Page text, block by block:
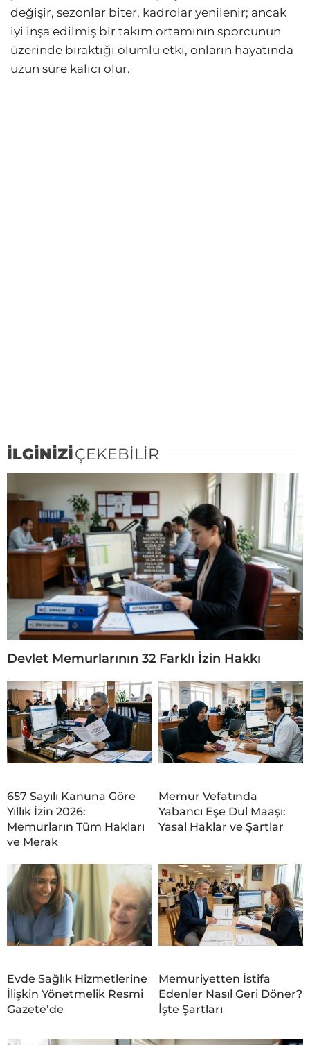
değişir, sezonlar biter, kadrolar yenilenir; ancak
iyi inşa edilmiş bir takım ortamının sporcunun
üzerinde bıraktığı olumlu etki, onların hayatında
uzun süre kalıcı olur.
İLGİNİZİÇEKEBİLİR
Devlet Memurlarının 32 Farklı İzin Hakkı
657 Sayılı Kanuna Göre
Yıllık İzin 2026:
Memurların Tüm Hakları
ve Merak
Memur Vefatında
Yabancı Eşe Dul Maaşı:
Yasal Haklar ve Şartlar
Evde Sağlık Hizmetlerine
İlişkin Yönetmelik Resmi
Gazete’de
Memuriyetten İstifa
Edenler Nasıl Geri Döner?
İşte Şartları